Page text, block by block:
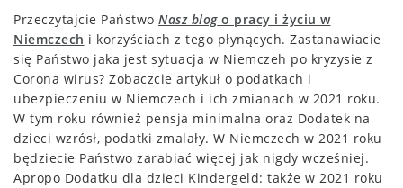
Przeczytajcie Państwo Nasz blogo pracy i życiu w
Niemczech i korzyściach z tego płynących. Zastanawiacie
się Państwo jaka jest sytuacja w Niemczeh po kryzysie z
Corona wirus? Zobaczcie artykuł o podatkach i
ubezpieczeniu w Niemczech i ich zmianach w 2021 roku.
W tym roku również pensja minimalna oraz Dodatek na
dzieci wzrósł, podatki zmalały. W Niemczech w 2021 roku
będziecie Państwo zarabiać więcej jak nigdy wcześniej.
Apropo Dodatku dla dzieci Kindergeld: także w 2021 roku